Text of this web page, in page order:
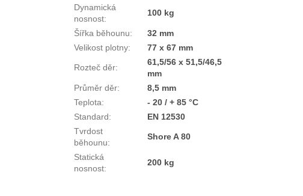
Dynamická
nosnost:
100 kg
Šířka běhounu:
32 mm
Velikost plotny: 77 x 67 mm
Rozteč děr:
61,5/56 x 51,5/46,5
mm
Průměr děr:
8,5 mm
Teplota:
- 20 / + 85 °C
Standard:
EN 12530
Tvrdost
běhounu:
Shore A 80
Statická
nosnost:
200 kg